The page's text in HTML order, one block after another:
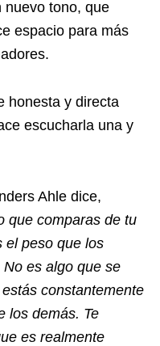
nuevo tono, que
espacio para más
honesta y directa
escucharla una y
Ahle dice,
que comparas de tu
el peso que los
es algo que se
constantemente
los demás. Te
es realmente